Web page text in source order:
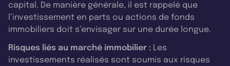
capital. De manière générale, il est rappelé que
l’investissement en parts ou actions de fonds
immobiliers doit s’envisager sur une durée longue.
Risques liés au marché immobilier : Les
investissements réalisés sont soumis aux risques